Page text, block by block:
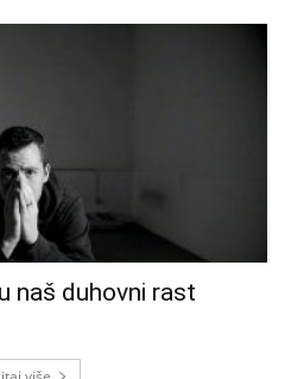
naš duhovni rast